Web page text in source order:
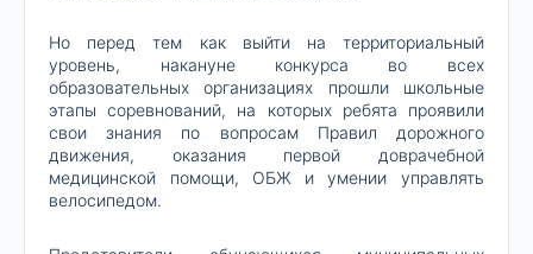
Но перед тем как выйти на территориальный
уровень, накануне конкурса во всех
образовательных организациях прошли школьные
этапы соревнований, на которых ребята проявили
свои знания по вопросам Правил дорожного
движения, оказания первой доврачебной
медицинской помощи, ОБЖ и умении управлять
велосипедом.